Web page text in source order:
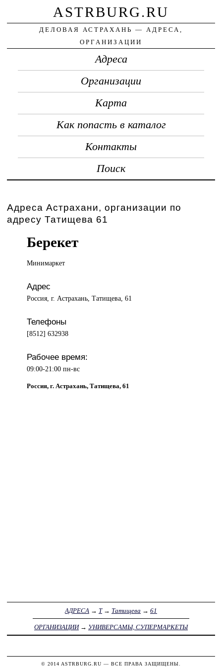
ASTRBURG.RU
ДЕЛОВАЯ АСТРАХАНЬ — АДРЕСА,
ОРГАНИЗАЦИИ
Адреса
Организации
Карта
Как попасть в каталог
Контакты
Поиск
Адреса Астрахани, организации по
адресу Татищева 61
Берекет
Минимаркет
Адрес
Россия, г. Астрахань, Татищева, 61
Телефоны
[8512] 632938
Рабочее время:
09:00-21:00 пн-вс
Россия, г. Астрахань, Татищева, 61
АДРЕСА → Т→ Татищева → 61
ОРГАНИЗАЦИИ→ УНИВЕРСАМЫ, СУПЕРМАРКЕТЫ
© 2014 ASTRBURG.RU — ВСЕ ПРАВА ЗАЩИЩЕНЫ.